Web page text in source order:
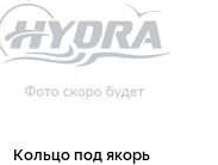
Кольцо под якорь